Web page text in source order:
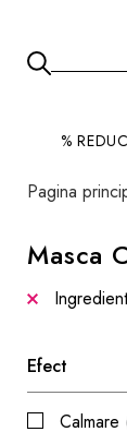
%
Pagina
Masca
Efect
Calmare